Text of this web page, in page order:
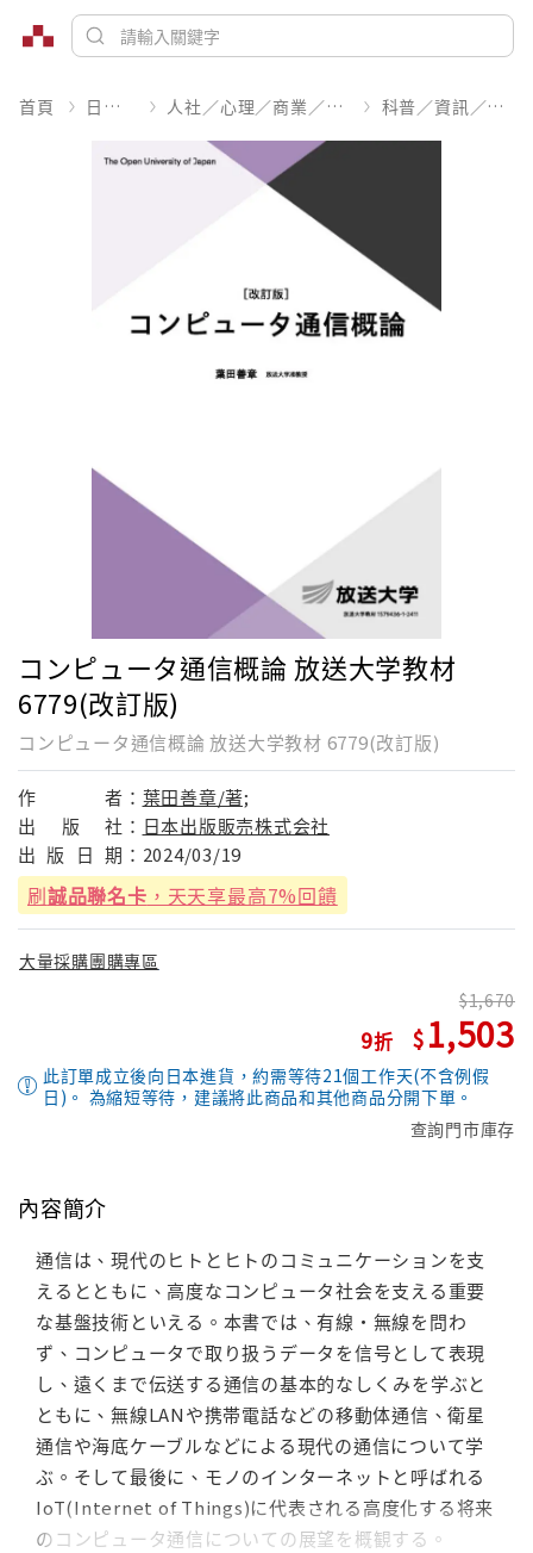
首頁 日文書 人社／心理／商業／其他 科普／資訊／工程
コンピュータ通信概論 放送大学教材
6779(改訂版)
コンピュータ通信概論 放送大学教材 6779(改訂版)
作 者： 葉田善章/著;
出
版 社： 日本出版販売株式会社
出 版 日 期： 2024/03/19
刷誠品聯名卡 ，天天享最高7%回饋
大量採購團購專區
9
1,670
1,503
此訂單成立後向日本進貨，約需等待21個工作天(不含例假
日)。 為縮短等待，建議將此商品和其他商品分開下單。
查詢門市庫存
內容簡介
通信は、現代のヒトとヒトのコミュニケーションを支
えるとともに、高度なコンピュータ社会を支える重要
な基盤技術といえる。本書では、有線・無線を問わ
ず、コンピュータで取り扱うデータを信号として表現
し、遠くまで伝送する通信の基本的なしくみを学ぶと
ともに、無線LANや携帯電話などの移動体通信、衛星
通信や海底ケーブルなどによる現代の通信について学
ぶ。そして最後に、モノのインターネットと呼ばれる
IoT(Internet of Things)に代表される高度化する将来
のコンピュータ通信についての展望を概観する。